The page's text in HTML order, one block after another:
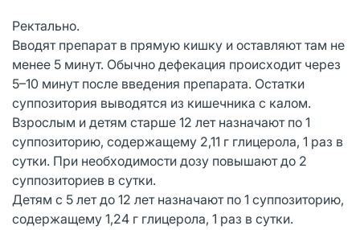
Ректально.
Вводят препарат в прямую кишку и оставляют там не
менее 5 минут. Обычно дефекация происходит через
5–10 минут после введения препарата. Остатки
суппозитория выводятся из кишечника с калом.
Взрослым и детям старше 12 лет назначают по 1
суппозиторию, содержащему 2,11 г глицерола, 1 раз в
сутки. При необходимости дозу повышают до 2
суппозиториев в сутки.
Детям с 5 лет до 12 лет назначают по 1 суппозиторию,
содержащему 1,24 г глицерола, 1 раз в сутки.